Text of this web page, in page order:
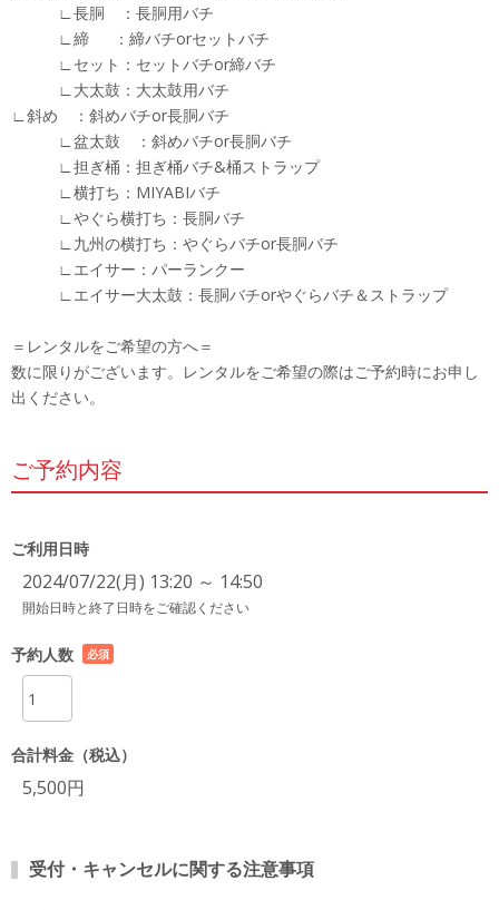
∟長胴 ：長胴用バチ
∟締 ：締バチorセットバチ
∟セット：セットバチor締バチ
∟大太鼓：大太鼓用バチ
∟斜め ：斜めバチor長胴バチ
∟盆太鼓 ：斜めバチor長胴バチ
∟担ぎ桶：担ぎ桶バチ&桶ストラップ
∟横打ち：MIYABIバチ
∟やぐら横打ち：長胴バチ
∟九州の横打ち：やぐらバチor長胴バチ
∟エイサー：パーランクー
∟エイサー大太鼓：長胴バチorやぐらバチ＆ストラップ
＝レンタルをご希望の方へ＝
数に限りがございます。レンタルをご希望の際はご予約時にお申し
出ください。
ご予約内容
ご利用日時
2024/07/22(月) 13:20 ～ 14:50
開始日時と終了日時をご確認ください
予約人数
必須
合計料金（税込）
5,500円
受付・キャンセルに関する注意事項